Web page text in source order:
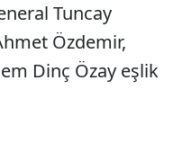
Tuncay
Özdemir,
Dinç Özay eşlik